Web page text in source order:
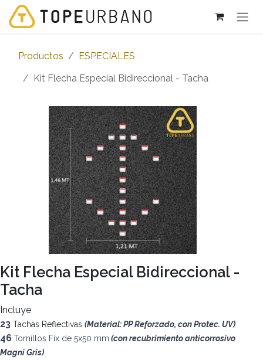
Ir al contenido
Productos
ESPECIALES
Kit Flecha Especial Bidireccional - Tacha
Kit Flecha Especial Bidireccional -
Tacha
Incluye
23 Tachas Reflectivas (Material: PP Reforzado, con Protec. UV)
46Tornillos Fix de 5x50 mm (con recubrimiento anticorrosivo
Magni Gris)